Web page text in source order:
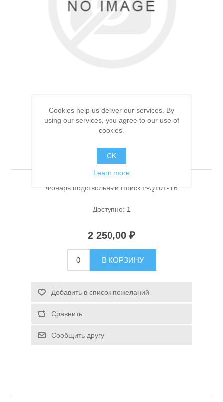
Спасательные средства
Фонарь подствольный
Поиск P-Q101-T6
Фонарь подствольный Поиск P-Q101-T6
Доступно: 1
2 250,00 ₽
В КОРЗИНУ
Добавить в список пожеланий
Сравнить
Сообщить другу
Cookies help us deliver our services. By
using our services, you agree to our use of
cookies.
OK
Learn more